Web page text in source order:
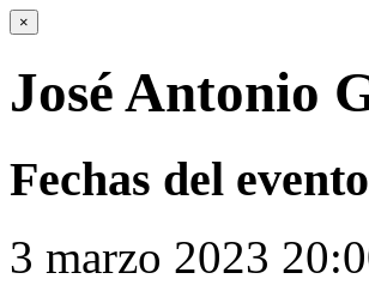
×
José Antonio
Fechas del evento
3 marzo 2023